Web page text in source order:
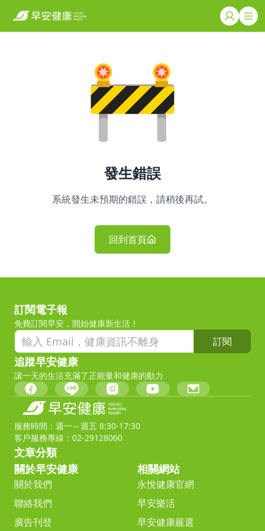
發生錯誤
系統發生未預期的錯誤，請稍後再試。
回到首頁
訂閱電子報
免費訂閱早安，開始健康新生活！
訂閱
追蹤早安健康
讓一天的生活充滿了正能量和健康的動力
服務時間：週一～週五 8:30-17:30
客戶服務專線：02-29128060
文章分類
關於早安健康
關於我們
聯絡我們
廣告刊登
相關網站
永悅健康官網
早安樂活
早安健康嚴選